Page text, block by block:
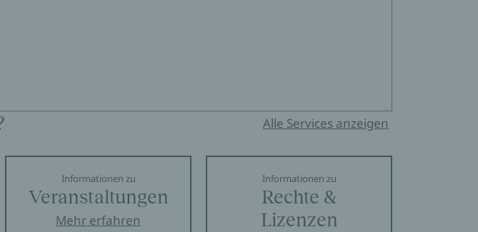
Alle Services anzeigen
Informationen zu
Veranstaltungen
Mehr erfahren
Informationen zu
Rechte &
Lizenzen